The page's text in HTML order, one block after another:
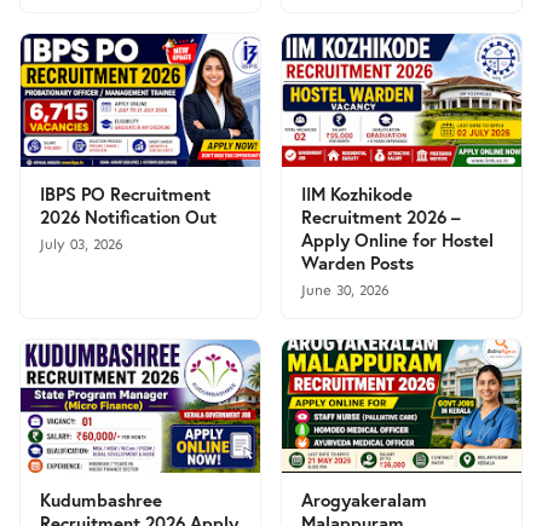
IBPS PO Recruitment
2026 Notification Out
July 03, 2026
IIM Kozhikode
Recruitment 2026 –
Apply Online for Hostel
Warden Posts
June 30, 2026
Kudumbashree
Arogyakeralam